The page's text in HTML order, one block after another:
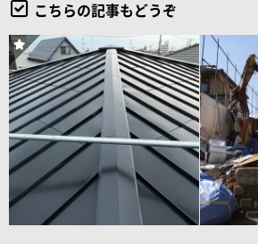
こちらの記事もどうぞ